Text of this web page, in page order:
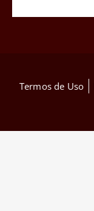
Termos de Uso